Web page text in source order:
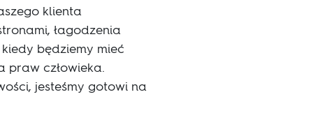
klienta
łagodzenia
będziemy mieć
praw człowieka.
jesteśmy gotowi na